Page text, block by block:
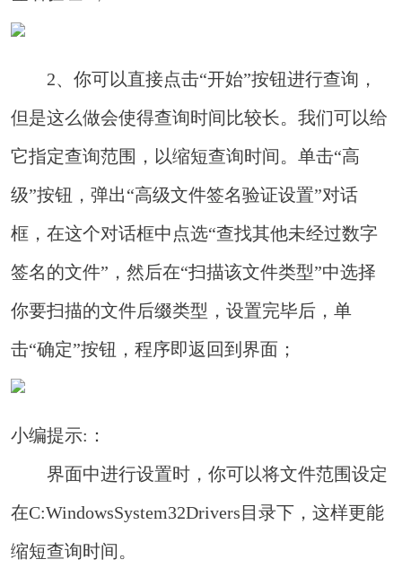
2、你可以直接点击“开始”按钮进行查询，
但是这么做会使得查询时间比较长。我们可以给
它指定查询范围，以缩短查询时间。单击“高
级”按钮，弹出“高级文件签名验证设置”对话
框，在这个对话框中点选“查找其他未经过数字
签名的文件”，然后在“扫描该文件类型”中选择
你要扫描的文件后缀类型，设置完毕后，单
击“确定”按钮，程序即返回到界面；
小编提示:：
界面中进行设置时，你可以将文件范围设定
在C:WindowsSystem32Drivers目录下，这样更能
缩短查询时间。